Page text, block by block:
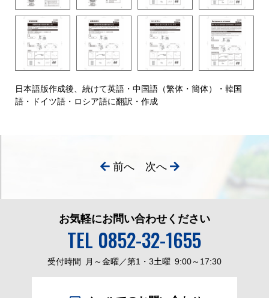
日本語版作成後、続けて英語・中国語（繁体・簡体）・韓国
語・ドイツ語・ロシア語に翻訳・作成
前へ 次へ
お気軽にお問い合わせください
TEL 0852-32-1655
受付時間 月～金曜／第1・3土曜 9:00～17:30